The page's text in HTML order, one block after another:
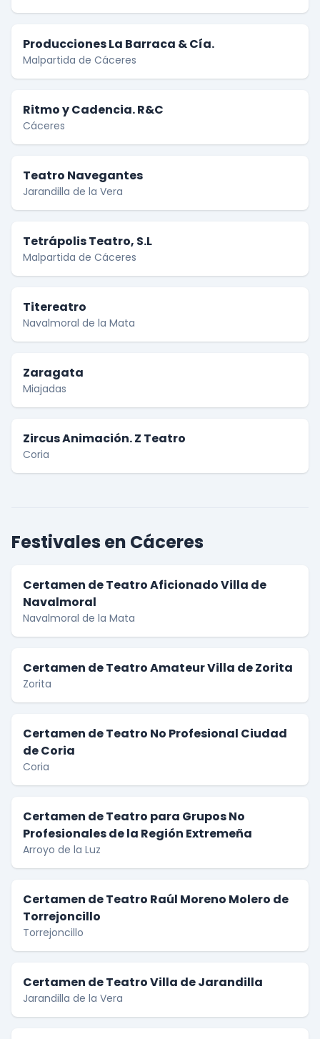
Producciones La Barraca & Cía.
Malpartida de Cáceres
Ritmo y Cadencia. R&C
Cáceres
Teatro Navegantes
Jarandilla de la Vera
Tetrápolis Teatro, S.L
Malpartida de Cáceres
Titereatro
Navalmoral de la Mata
Zaragata
Miajadas
Zircus Animación. Z Teatro
Coria
Festivales en Cáceres
Certamen de Teatro Aficionado Villa de
Navalmoral
Navalmoral de la Mata
Certamen de Teatro Amateur Villa de Zorita
Zorita
Certamen de Teatro No Profesional Ciudad
de Coria
Coria
Certamen de Teatro para Grupos No
Profesionales de la Región Extremeña
Arroyo de la Luz
Certamen de Teatro Raúl Moreno Molero de
Torrejoncillo
Torrejoncillo
Certamen de Teatro Villa de Jarandilla
Jarandilla de la Vera